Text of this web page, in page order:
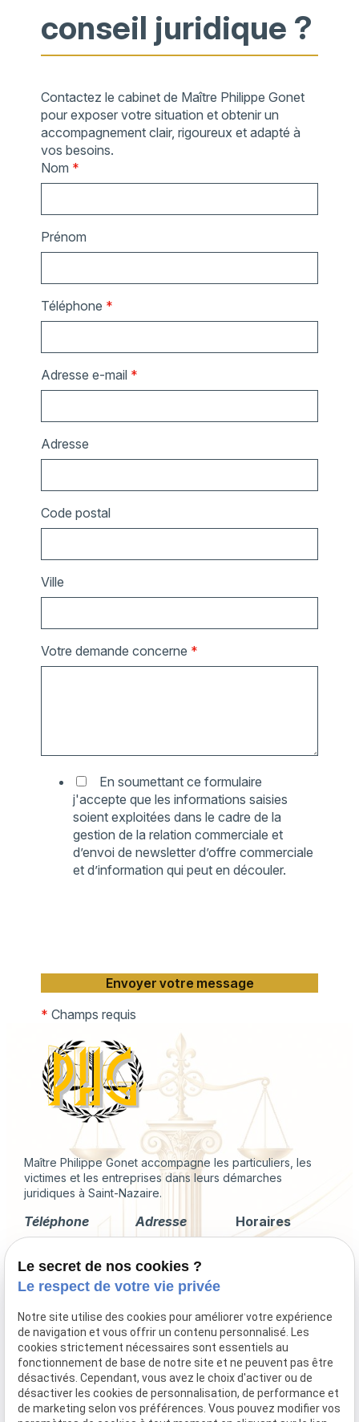
conseil juridique ?
Contactez le cabinet de Maître Philippe Gonet
pour exposer votre situation et obtenir un
accompagnement clair, rigoureux et adapté à
vos besoins.
Nom *
Prénom
Téléphone *
Adresse e-mail *
Adresse
Code postal
Ville
Votre demande concerne *
En soumettant ce formulaire
j'accepte que les informations saisies
soient exploitées dans le cadre de la
gestion de la relation commerciale et
d’envoi de newsletter d’offre commerciale
et d’information qui peut en découler.
* Champs requis
Maître Philippe Gonet accompagne les particuliers, les
victimes et les entreprises dans leurs démarches
juridiques à Saint-Nazaire.
Téléphone
Adresse
Corps de
Garde
Nazaire
Horaires
Droit immobilier
Droit de la famille
Le secret de nos cookies ?
Le respect de votre vie privée
Notre site utilise des cookies pour améliorer votre expérience
de navigation et vous offrir un contenu personnalisé. Les
cookies strictement nécessaires sont essentiels au
fonctionnement de base de notre site et ne peuvent pas être
désactivés. Cependant, vous avez le choix d'activer ou de
désactiver les cookies de personnalisation, de performance et
de marketing selon vos préférences. Vous pouvez modifier vos